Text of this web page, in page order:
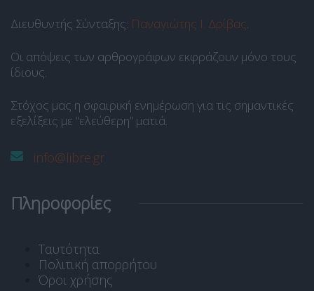
Διευθυντής Σύνταξης: Παναγιώτης Ι. Δρίβας.
Οι απόψεις των αρθρογράφων εκφράζουν μόνο τους
ίδιους.
Στόχος μας η σφαιρική ενημέρωση για τις σημαντικές
εξελίξεις με “ελεύθερη” ματιά.
info@libre.gr
Πληροφορίες
Ταυτότητα
Πολιτική απορρήτου
Όροι χρήσης